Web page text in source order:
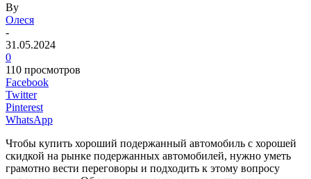
By
Олеся
-
31.05.2024
0
110 просмотров
Facebook
Twitter
Pinterest
WhatsApp
Чтобы купить хороший подержанный автомобиль с хорошей
скидкой на рынке подержанных автомобилей, нужно уметь
грамотно вести переговоры и подходить к этому вопросу